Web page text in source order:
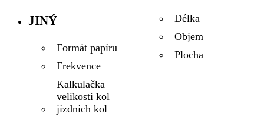
JINÝ
Formát papíru
Frekvence
Kalkulačka
velikosti kol
jízdních kol
Délka
Objem
Plocha